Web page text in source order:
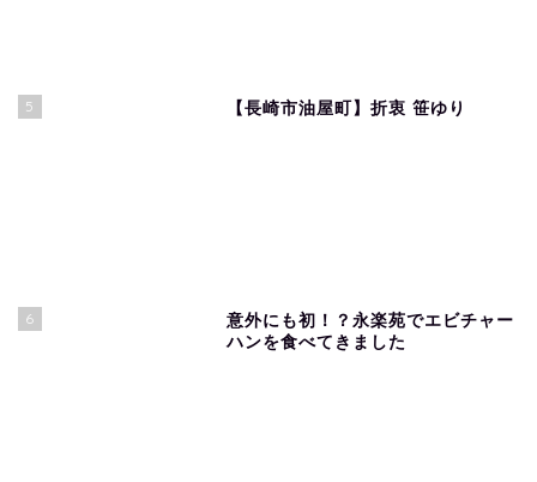
5 【長崎市油屋町】折衷 笹ゆり
6
意外にも初！？永楽苑でエビチャー
ハンを食べてきました